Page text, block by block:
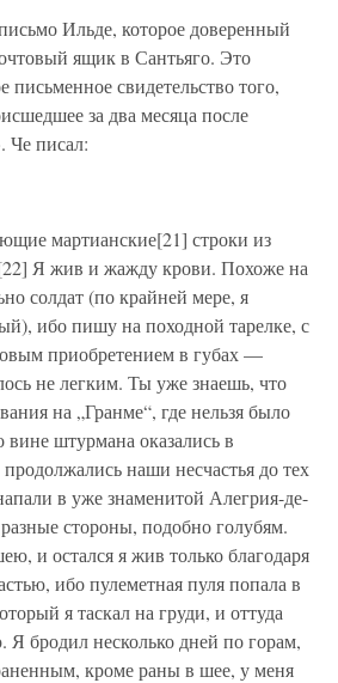
Ильде, которое доверенный
ящик в Сантьяго. Это
письменное свидетельство того,
за два месяца после
Че писал:
мартианские[21] строки из
Я жив и жажду крови. Похоже на
солдат (по крайней мере, я
ибо пишу на походной тарелке, с
приобретением в губах —
не легким. Ты уже знаешь, что
на „Гранме“, где нельзя было
штурмана оказались в
наши несчастья до тех
в уже знаменитой Алегрия-де-
стороны, подобно голубям.
и остался я жив только благодаря
ибо пулеметная пуля попала в
я таскал на груди, и оттуда
бродил несколько дней по горам,
кроме раны в шее, у меня